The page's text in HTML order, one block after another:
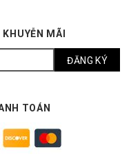
MÃI
TOÁN